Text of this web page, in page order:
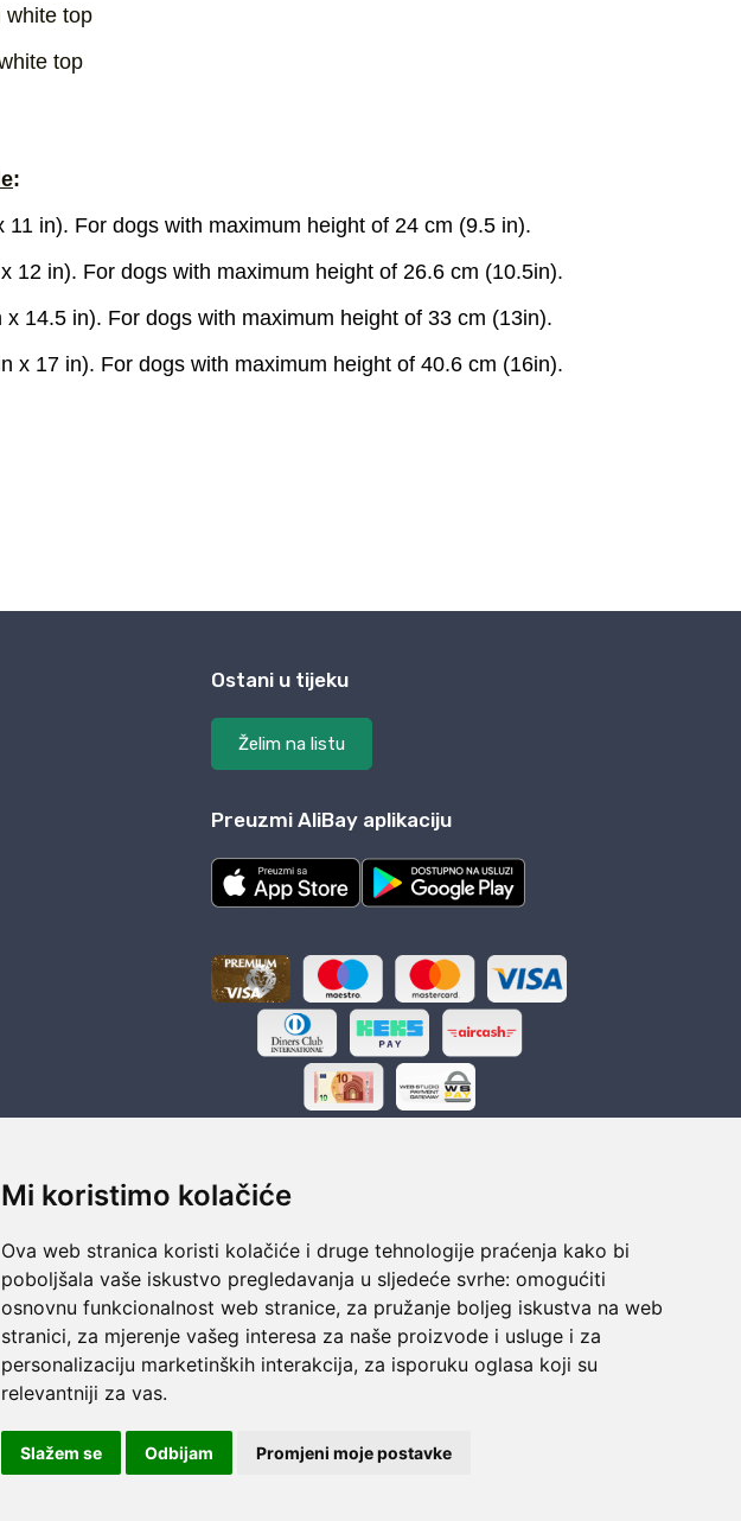
Mi koristimo kolačiće
Ova web stranica koristi kolačiće i druge tehnologije praćenja kako bi
poboljšala vaše iskustvo pregledavanja u sljedeće svrhe: omogućiti
osnovnu funkcionalnost web stranice, za pružanje boljeg iskustva na web
stranici, za mjerenje vašeg interesa za naše proizvode i usluge i za
personalizaciju marketinških interakcija, za isporuku oglasa koji su
relevantniji za vas.
Slažem se Odbijam Promjeni moje postavke
Ostani u tijeku
Želim na listu
Preuzmi AliBay aplikaciju
24/7 odlična podrška
Naši agenti uvijek na raspolaganju
Sigurno obročno plaćanje
Do 24 rata bez kamata